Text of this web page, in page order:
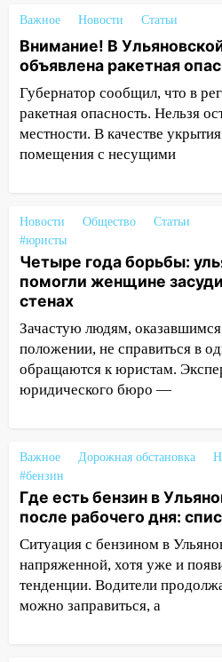
прибыль, а кому —
прочность
22:58
Соцсети: на
ДТП с мотоциклистом
20:22 Мошенники
жительницу
заработал уголовное
18:14 Прогноз погоды
Ульяновской области
18:00
экстрим: в
большой фестиваль
17:30 Где есть бензин
августа после
Ульяновске
сообщницу мошенников
16:12 Едва не
Вешкайме посиделки с
знакомым
больницей
16:06
18-летняя
перевернулась на
Важное Новости Статьи
Внимание! В
объявлена ракетная
Губернатор сообщил, что в
ракетная опасность. Нельзя
местности. В качестве
помещения с несущими
Новости Общество
Статьи
#юристы
Четыре года борьбы:
помогли женщине
стенах
Зачастую людям, оказавшимся
положении, не справиться в
обращаются к юристам.
юридического бюро —
Важное Дорожная обстановка
#бензин
Где есть бензин в
после рабочего дня:
Ситуация с бензином в
напряженной, хотя уже и
тенденции. Водители
можно заправиться, а